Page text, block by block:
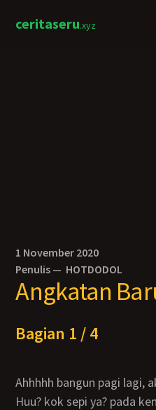
ceritaseru.xyz
1 November 2020
Penulis — HOTDODOL
Angkatan
Bagian 1 / 4
ahhhhh bangun pagi
huu? kok sepi ya? pada kemana? biasanya jam segini